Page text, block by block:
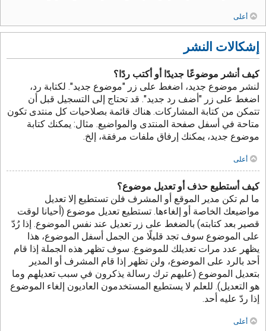
أعلى
إشكالات النشر
كيف أنشر موضوعًا جديدًا أو أكتب ردًا؟
لنشر موضوع جديد، اضغط على زر "موضوع جديد". لكتابة رد،
اضغط على زر "أضف رد جديد". قد تحتاج إلى التسجيل قبل أن
تتمكن من كتابة المشاركات. هناك قائمة بصلاحيات كل منتدى تكون
متاحة في أسفل صفحة المنتدى والمواضيع. مثال: يمكنك كتابة
موضوع جديد، يمكنك إرفاق ملفات مرفقة، إلخ.
أعلى
كيف أستطيع حذف أو تعديل موضوع؟
ما لم تكن مدير الموقع أو المشرف فلن تستطيع إلا تعديل
مواضيعك الخاصة أو إلغاءها. تستطيع تعديل موضوع (أحيانا لوقت
قصير بعد كتابته) بالضغط على زر تعديل عند نفس الموضوع. إذا رُدّ
على الموضوع سوف تجد قليلًا من الجمل أسفل الموضوع، هذا
يظهر عدد مرات تعديلك للموضوع. سوف تظهر هذه الجملة إذا قام
أحد بالرد على الموضوع، ولن تظهر إذا قام المشرف أو المدير
بتعديل الموضوع (عليهم ترك رسالة يذكرون في سبب تعديلهم وما
هو التعديل). للعلم لا يستطيع المستخدمون العاديون إلغاء الموضوع
إذا ردّ عليه أحد.
أعلى